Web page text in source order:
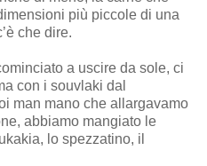
più piccole di una
che dire.
a uscire da sole, ci
con i souvlaki dal
man mano che allargavamo
abbiamo mangiato le
lo spezzatino, il